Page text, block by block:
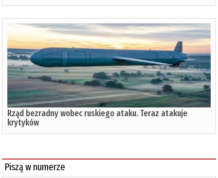
Rząd bezradny wobec ruskiego ataku. Teraz atakuje
krytyków
Piszą w numerze